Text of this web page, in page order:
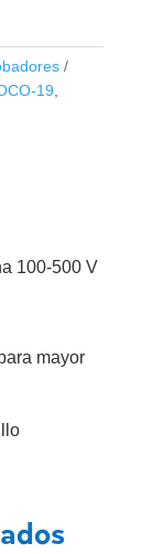
19,
100-500 V
mayor